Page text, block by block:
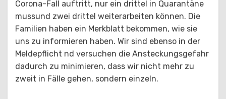
Corona-Fall auftritt, nur ein drittel in Quarantäne
mussund zwei drittel weiterarbeiten können. Die
Familien haben ein Merkblatt bekommen, wie sie
uns zu informieren haben. Wir sind ebenso in der
Meldepflicht nd versuchen die Ansteckungsgefahr
dadurch zu minimieren, dass wir nicht mehr zu
zweit in Fälle gehen, sondern einzeln.